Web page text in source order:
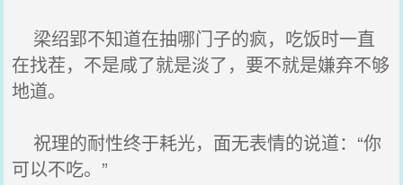
梁绍郢不知道在抽哪门子的疯，吃饭时一直
在找茬，不是咸了就是淡了，要不就是嫌弃不够
地道。
祝理的耐性终于耗光，面无表情的说道：“你
可以不吃。”